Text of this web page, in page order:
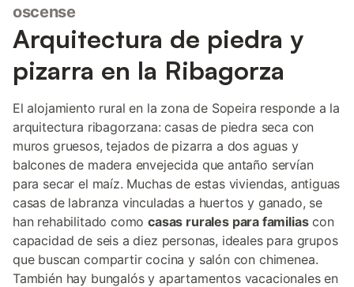
oscense
Arquitectura de piedra y
pizarra en la Ribagorza
El alojamiento rural en la zona de Sopeira responde a la
arquitectura ribagorzana: casas de piedra seca con
muros gruesos, tejados de pizarra a dos aguas y
balcones de madera envejecida que antaño servían
para secar el maíz. Muchas de estas viviendas, antiguas
casas de labranza vinculadas a huertos y ganado, se
han rehabilitado comocasas rurales para familiascon
capacidad de seis a diez personas, ideales para grupos
que buscan compartir cocina y salón con chimenea.
También hay bungalós y apartamentos vacacionales en